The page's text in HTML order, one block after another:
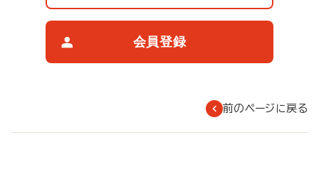
会員登録
前のページに戻る